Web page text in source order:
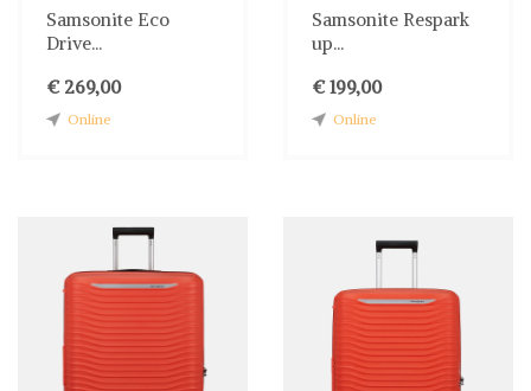
Samsonite Eco
Drive...
€ 269,00
Online
Samsonite Respark
up...
€ 199,00
Online